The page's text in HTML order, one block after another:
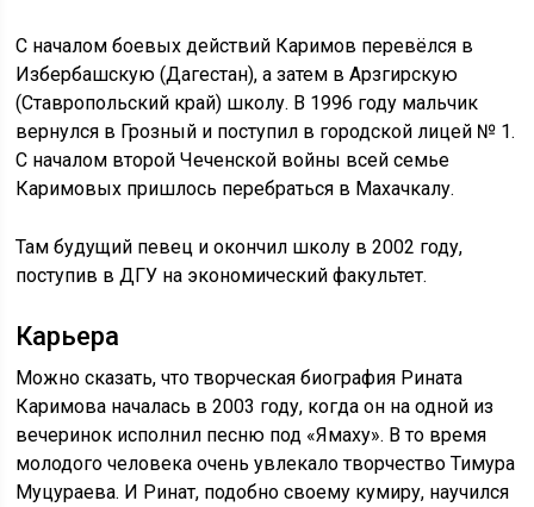
С началом боевых действий Каримов перевёлся в
Избербашскую (Дагестан), а затем в Арзгирскую
(Ставропольский край) школу. В 1996 году мальчик
вернулся в Грозный и поступил в городской лицей № 1.
С началом второй Чеченской войны всей семье
Каримовых пришлось перебраться в Махачкалу.
Там будущий певец и окончил школу в 2002 году,
поступив в ДГУ на экономический факультет.
Карьера
Можно сказать, что творческая биография Рината
Каримова началась в 2003 году, когда он на одной из
вечеринок исполнил песню под «Ямаху». В то время
молодого человека очень увлекало творчество Тимура
Муцураева. И Ринат, подобно своему кумиру, научился